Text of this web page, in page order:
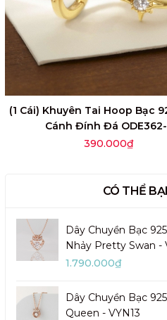
(1 Cái) Khuyên Tai Hoop Bạc
Cánh Đính Đá
390.000₫
CÓ THỂ
Dây Chuyền Bạc
Nhảy Pretty Swan -
1.790.000₫
Dây Chuyền Bạc
Queen - VYN13